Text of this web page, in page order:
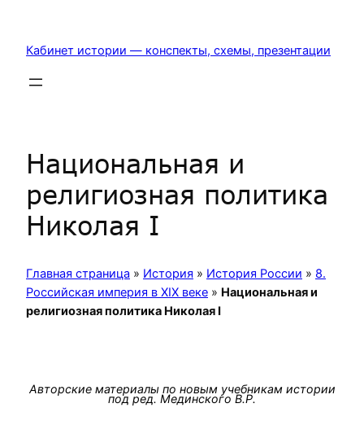
содержимому
Кабинет истории — конспекты, схемы, презентации
Национальная и
религиозная политика
Николая I
Главная страница » История » История России » 8.
Российская империя в XIX веке » Национальная и
религиозная политика Николая I
Авторские материалы по новым учебникам истории
под ред. Мединского В.Р.